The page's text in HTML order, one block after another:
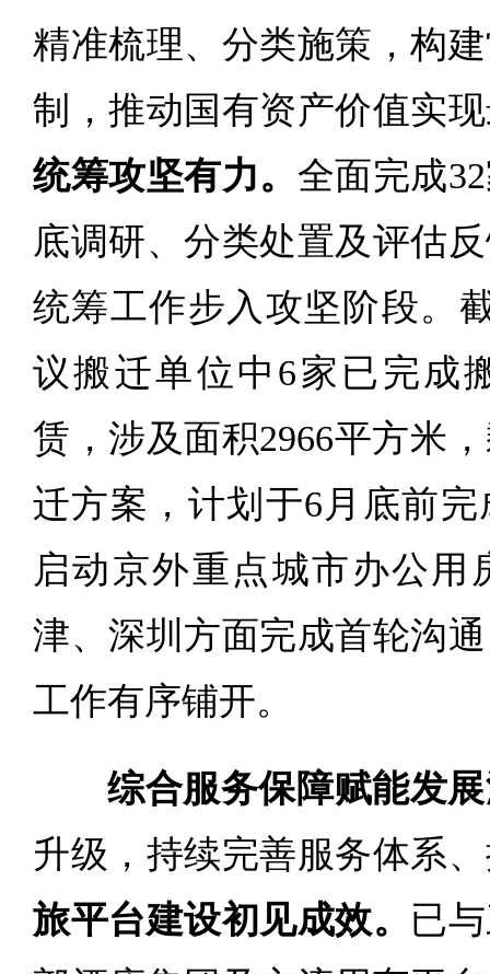
精准梳理、分类施策，构
制，推动国有资产价值实
统筹攻坚有力。 全面完成
底调研、分类处置及评估
统筹工作步入攻坚阶段。
议搬迁单位中6家已完成
赁，涉及面积2966平方米
迁方案，计划于6月底前
启动京外重点城市办公用
津、深圳方面完成首轮沟
工作有序铺开。
综合服务保障赋能发
升级，持续完善服务体系
旅平台建设初见成效。 已